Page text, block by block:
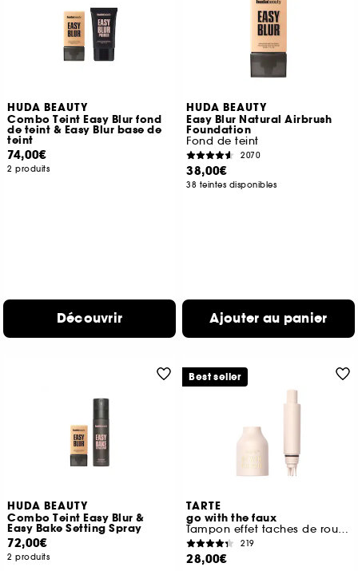
HUDA BEAUTY
Combo Teint Easy Blur fond
de teint & Easy Blur base de
teint
74,00€
2 produits
Découvrir
HUDA BEAUTY
Easy Blur Natural Airbrush
Foundation
Fond de teint
2070
38,00€
38 teintes disponibles
Ajouter au panier
HUDA BEAUTY
Combo Teint Easy Blur &
Easy Bake Setting Spray
72,00€
2 produits
TARTE
go with the faux
Tampon effet taches de rousseur
219
28,00€
Best seller